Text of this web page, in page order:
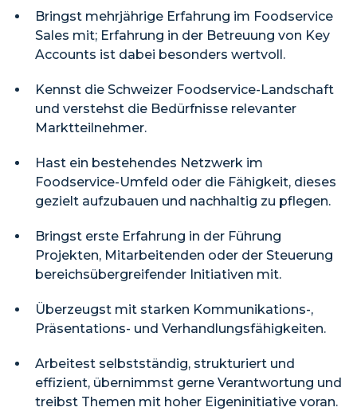
Bringst mehrjährige Erfahrung im Foodservice
Sales mit; Erfahrung in der Betreuung von Key
Accounts ist dabei besonders wertvoll.
Kennst die Schweizer Foodservice-Landschaft
und verstehst die Bedürfnisse relevanter
Marktteilnehmer.
Hast ein bestehendes Netzwerk im
Foodservice-Umfeld oder die Fähigkeit, dieses
gezielt aufzubauen und nachhaltig zu pflegen.
Bringst erste Erfahrung in der Führung
Projekten, Mitarbeitenden oder der Steuerung
bereichsübergreifender Initiativen mit.
Überzeugst mit starken Kommunikations-,
Präsentations- und Verhandlungsfähigkeiten.
Arbeitest selbstständig, strukturiert und
effizient, übernimmst gerne Verantwortung und
treibst Themen mit hoher Eigeninitiative voran.